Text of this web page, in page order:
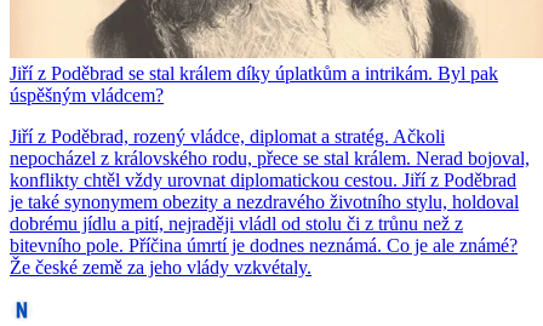
Jiří z Poděbrad se stal králem díky úplatkům a intrikám. Byl pak
úspěšným vládcem?
Jiří z Poděbrad, rozený vládce, diplomat a stratég. Ačkoli
nepocházel z královského rodu, přece se stal králem. Nerad bojoval,
konflikty chtěl vždy urovnat diplomatickou cestou. Jiří z Poděbrad
je také synonymem obezity a nezdravého životního stylu, holdoval
dobrému jídlu a pití, nejraději vládl od stolu či z trůnu než z
bitevního pole. Příčina úmrtí je dodnes neznámá. Co je ale známé?
Že české země za jeho vlády vzkvétaly.